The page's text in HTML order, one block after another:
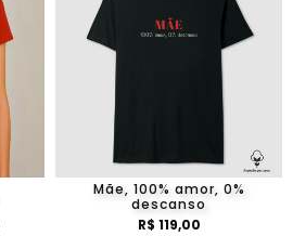
Mãe, 100% amor, 0%
descanso
R$ 119,00